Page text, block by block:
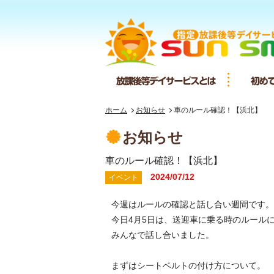
放課後等デ
ホーム お知らせ 車のルール確認！【浜北】
お知らせ
車のルール確認！【浜北】
イベント 2024/07/12
今週はルールの確認と話し合い週間です。
今日4月5日は、送迎車に乗る時のルール
みんなで話し合いました。
まずはシートベルトの付け方について。